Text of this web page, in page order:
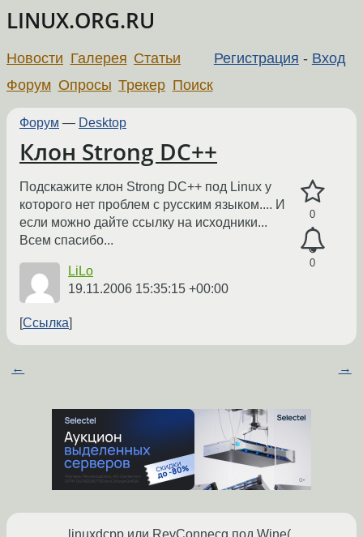
LINUX.ORG.RU
Регистрация - Вход
Новости Галерея Статьи
Форум Опросы Трекер Поиск
Форум — Desktop
Клон Strong DC++
0
0
Подскажите клон Strong DC++ под Linux у
которого нет проблем с русским языком.... И
если можно дайте ссылку на исходники...
Всем спасибо...
LiLo
19.11.2006 15:35:15 +00:00
Ссылка
← →